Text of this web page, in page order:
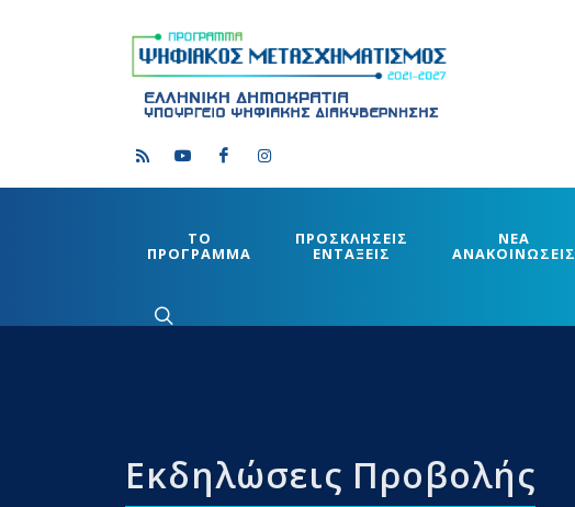
ΤΟ
ΠΡΟΓΡΑΜΜΑ
ΠΡΟΣΚΛΗΣΕΙΣ
ΕΝΤΑΞΕΙΣ
ΝΕΑ
ΑΝΑΚΟΙΝΩΣΕΙΣ
Εκδηλώσεις Προβολής